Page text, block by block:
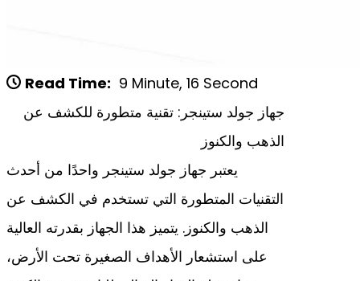
Read Time: 9 Minute, 16 Second
جهاز جولد ستينجر: تقنية متطورة للكشف عن
الذهب والكنوز
يعتبر جهاز جولد ستينجر واحدًا من أحدث
التقنيات المتطورة التي تستخدم في الكشف عن
الذهب والكنوز. يتميز هذا الجهاز بقدرته العالية
على استشعار الأهداف الصغيرة تحت الأرض،